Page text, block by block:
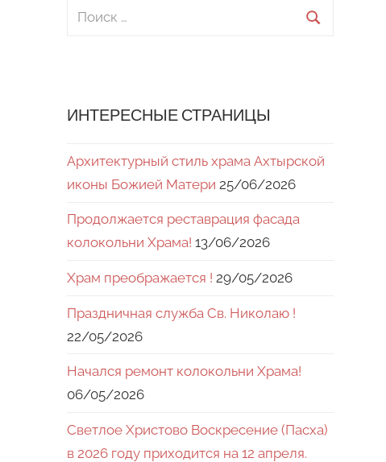
Поиск
ИНТЕРЕСНЫЕ СТРАНИЦЫ
Архитектурный стиль храма Ахтырской
иконы Божией Матери 25/06/2026
Продолжается реставрация фасада
колокольни Храма! 13/06/2026
Храм преображается ! 29/05/2026
Праздничная служба Св. Николаю !
22/05/2026
Начался ремонт колокольни Храма!
06/05/2026
Светлое Христово Воскресение (Пасха)
в 2026 году приходится на 12 апреля.